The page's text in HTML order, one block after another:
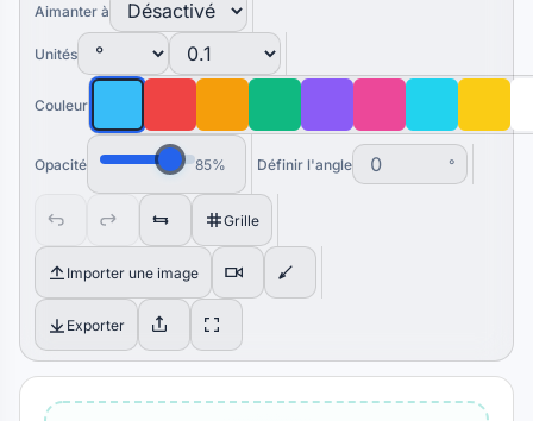
Aimanter à
Unités
Couleur
Opacité 85% Définir l'angle °
Grille
Importer une image
Exporter